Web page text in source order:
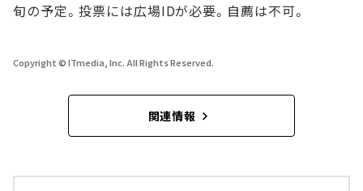
旬の予定。投票には広場IDが必要。自薦は不可。
Copyright © ITmedia, Inc. All Rights Reserved.
関連情報